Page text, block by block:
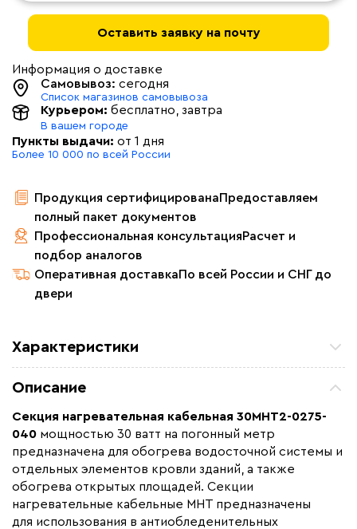
Оставить заявку на почту
Информация о доставке
Самовывоз: сегодня
Список магазинов самовывоза
Курьером: бесплатно , завтра
В вашем городе
Пункты выдачи: от 1 дня
Более 10 000 по всей России
Продукция сертифицированаПредоставляем
полный пакет документов
Профессиональная консультацияРасчет и
подбор аналогов
Оперативная доставкаПо всей России и СНГ до
двери
Характеристики
кровли, Для открытых
Монтаж
В стяжку, Внутренний,
Наружный
Макс. рабочая температура (C)
Толщина (мм)
Описание
Секция нагревательная кабельная 30МНТ2-0275-
040 мощностью 30 ватт на погонный метр
предназначена для обогрева водосточной системы и
отдельных элементов кровли зданий, а также
обогрева открытых площадей. Секции
нагревательные кабельные МНТ предназначены
для использования в антиобледенительных